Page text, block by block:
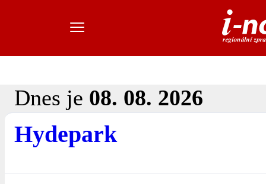
Dnes je 08. 08. 2026
Hydepark